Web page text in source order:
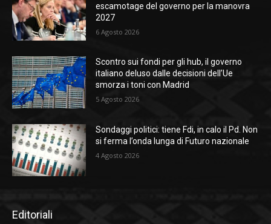
escamotage del governo per la manovra
2027
6 Agosto 2026
Scontro sui fondi per gli hub, il governo
italiano deluso dalle decisioni dell’Ue
smorza i toni con Madrid
5 Agosto 2026
Sondaggi politici: tiene Fdi, in calo il Pd. Non
si ferma l’onda lunga di Futuro nazionale
4 Agosto 2026
Editoriali